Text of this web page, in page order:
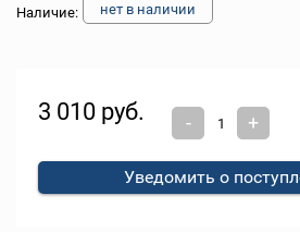
Наличие: нет в наличии
3 010 руб. - +
Уведомить о